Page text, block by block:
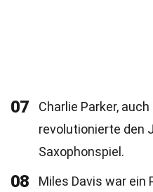
07
Charlie Parker,
revolutionierte den
Saxophonspiel.
08
Miles Davis war ein